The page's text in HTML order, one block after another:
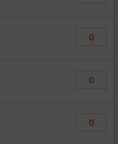
0
0
0